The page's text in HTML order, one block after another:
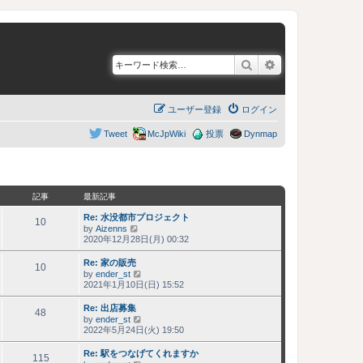
検索
ログイン
ユーザー登録
Dynmap
投票
McJpWiki
Tweet
記事 最新記事
10
Re: 水没都市プロジェクト
by Aizenns
新
記
2020年12月28日(月) 00:32
10
Re: 家の販売
by ender_st
新
記
2021年1月10日(日) 15:52
48
Re: 出店募集
by ender_st
新
記
事
2022年5月24日(火) 19:50
115
Re: 駅をつなげてくれますか